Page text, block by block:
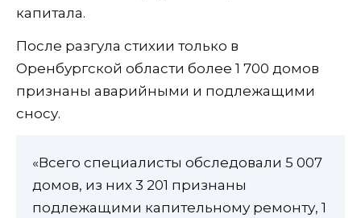
капитала.
После разгула стихии только в
Оренбургской области более 1 700 домов
признаны аварийными и подлежащими
сносу.
«Всего специалисты обследовали 5 007
домов, из них 3 201 признаны
подлежащими капительному ремонту, 1